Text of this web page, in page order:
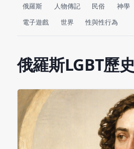
俄羅斯 人物傳記 民俗 神學
電子遊戲
世界 性與性行為
俄羅斯LGBT歷史